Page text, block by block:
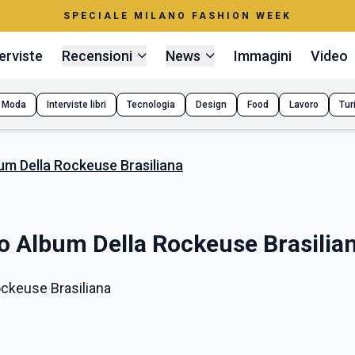
SPECIALE MILANO FASHION WEEK
Recensioni News Immagini Video
Moda Interviste libri Tecnologia Design Food Lavoro
Della Rockeuse Brasiliana
Album Della Rockeuse